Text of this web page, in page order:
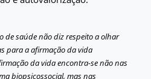
de saúde não diz respeito a olhar
para a afirmação da vida
da vida encontra-se não nas
biopsicossocial, mas nas